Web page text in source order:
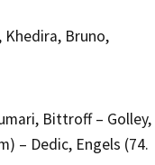
Bruno,
Bittroff – Golley,
– Dedic, Engels (74.